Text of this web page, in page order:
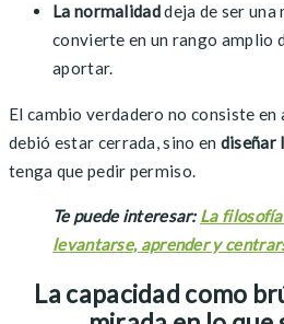
La normalidaddeja de ser una
convierte en un rango amplio
aportar.
El cambio verdadero no consiste en
debió estar cerrada, sino en diseñar
tenga que pedir permiso.
Te puede interesar: La
levantarse, aprender y
La capacidad como